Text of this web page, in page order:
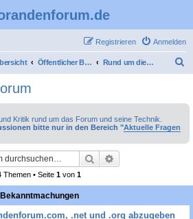
Anmelden
Registrieren
Öffentlicher Bereich Rund um dieses Forum
Kritik rund um das Forum und seine Technik.
bitte nur in den Bereich "Aktuelle Fragen
Suche
Themen • Seite 1 von 1
Bekanntmachungen
.net und .org abzugeben